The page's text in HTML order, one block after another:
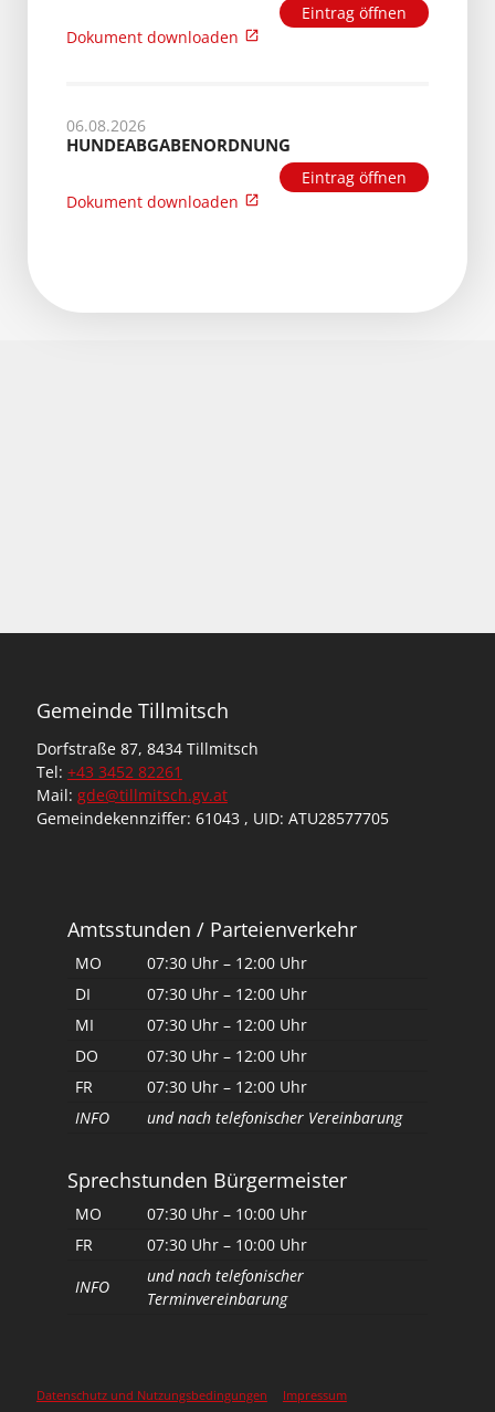
Eintrag öffnen
Dokument downloaden
06.08.2026
HUNDEABGABENORDNUNG
Eintrag öffnen
Dokument downloaden
Gemeinde Tillmitsch
Dorfstraße 87, 8434 Tillmitsch
Tel: +43 3452 82261
Mail: gde@tillmitsch.gv.at
Gemeindekennziffer: 61043 , UID: ATU28577705
Amtsstunden / Parteienverkehr
MO
07:30 Uhr – 12:00 Uhr
DI
07:30 Uhr – 12:00 Uhr
MI
07:30 Uhr – 12:00 Uhr
DO
07:30 Uhr – 12:00 Uhr
FR
07:30 Uhr – 12:00 Uhr
INFO
und nach telefonischer Vereinbarung
Sprechstunden Bürgermeister
MO
07:30 Uhr – 10:00 Uhr
FR
07:30 Uhr – 10:00 Uhr
INFO
und nach telefonischer
Terminvereinbarung
Datenschutz und Nutzungsbedingungen
Impressum